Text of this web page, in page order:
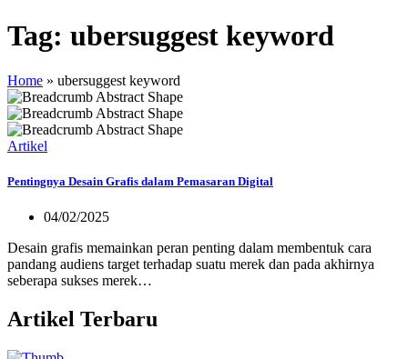
Tag: ubersuggest keyword
Home » ubersuggest keyword
Artikel
Pentingnya Desain Grafis dalam Pemasaran Digital
04/02/2025
Desain grafis memainkan peran penting dalam membentuk cara
pandang audiens target terhadap suatu merek dan pada akhirnya
seberapa sukses merek…
Artikel Terbaru